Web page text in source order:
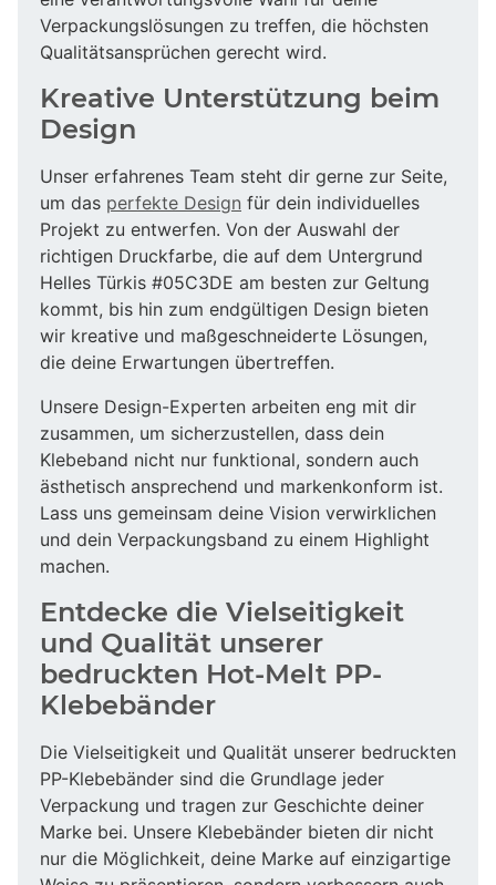
Verpackungslösungen zu treffen, die höchsten
Qualitätsansprüchen gerecht wird.
Kreative Unterstützung beim
Design
Unser erfahrenes Team steht dir gerne zur Seite,
um das perfekte Design für dein individuelles
Projekt zu entwerfen. Von der Auswahl der
richtigen Druckfarbe, die auf dem Untergrund
Helles Türkis #05C3DE am besten zur Geltung
kommt, bis hin zum endgültigen Design bieten
wir kreative und maßgeschneiderte Lösungen,
die deine Erwartungen übertreffen.
Unsere Design-Experten arbeiten eng mit dir
zusammen, um sicherzustellen, dass dein
Klebeband nicht nur funktional, sondern auch
ästhetisch ansprechend und markenkonform ist.
Lass uns gemeinsam deine Vision verwirklichen
und dein Verpackungsband zu einem Highlight
machen.
Entdecke die Vielseitigkeit
und Qualität unserer
bedruckten Hot-Melt PP-
Klebebänder
Die Vielseitigkeit und Qualität unserer bedruckten
PP-Klebebänder sind die Grundlage jeder
Verpackung und tragen zur Geschichte deiner
Marke bei. Unsere Klebebänder bieten dir nicht
nur die Möglichkeit, deine Marke auf einzigartige